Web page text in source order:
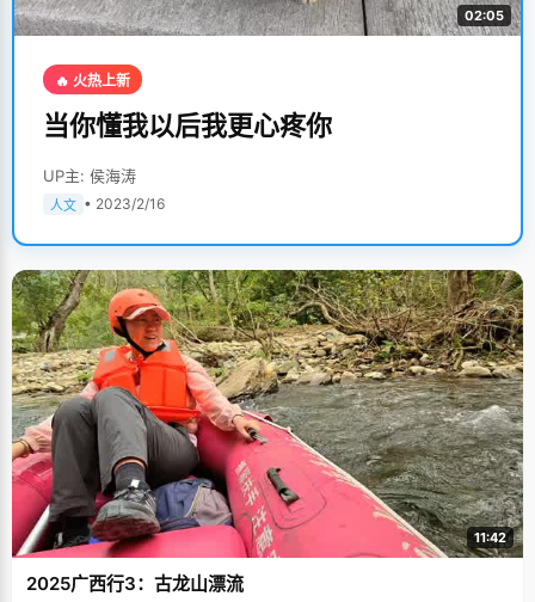
02:05
🔥 火热上新
当你懂我以后我更心疼你
UP主: 侯海涛
人文 • 2023/2/16
11:42
2025广西行3：古龙山漂流